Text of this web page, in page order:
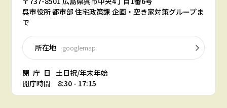
呉市役所 都市部 住宅政策課 企画・空き家対策グループま
で
所在地 googlemap
閉庁日 土日祝/年末年始
開庁時間 8:30 - 17:15